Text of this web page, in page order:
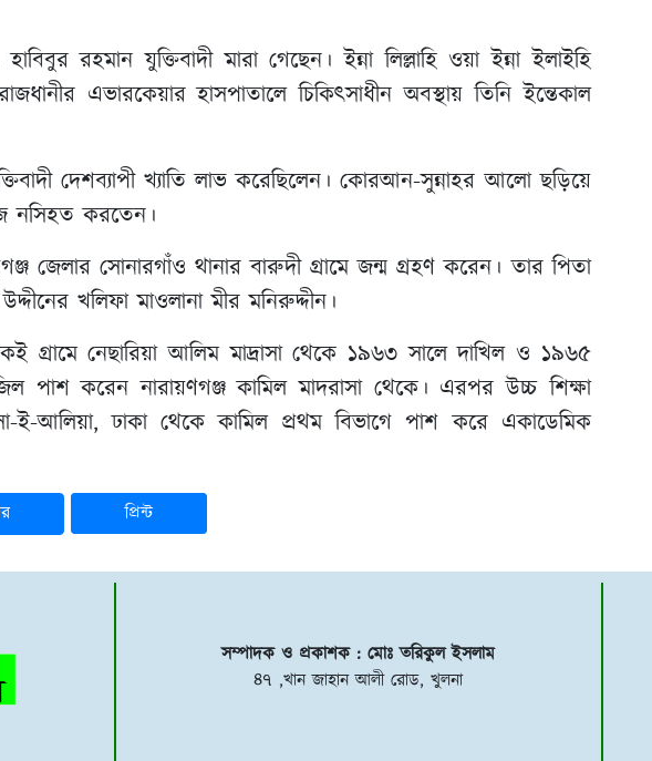
রহমান যুক্তিবাদী মারা গেছেন। ইন্না লিল্লাহি ওয়া ইন্না ইলাইহি
এভারকেয়ার হাসপাতালে চিকিৎসাধীন অবস্থায় তিনি ইন্তেকাল
দেশব্যাপী খ্যাতি লাভ করেছিলেন। কোরআন-সুন্নাহর আলো ছড়িয়ে
নসিহত করতেন।
জেলার সোনারগাঁও থানার বারুদী গ্রামে জন্ম গ্রহণ করেন। তার পিতা
খলিফা মাওলানা মীর মনিরুদ্দীন।
গ্রামে নেছারিয়া আলিম মাদ্রাসা থেকে ১৯৬৩ সালে দাখিল ও ১৯৬৫
পাশ করেন নারায়ণগঞ্জ কামিল মাদরাসা থেকে। এরপর উচ্চ শিক্ষা
ই-আলিয়া, ঢাকা থেকে কামিল প্রথম বিভাগে পাশ করে একাডেমিক
প্রিন্ট
সম্পাদক ও প্রকাশক : মোঃ তরিকুল ইসলাম
৪৭ ,খান জাহান আলী রোড, খুলনা